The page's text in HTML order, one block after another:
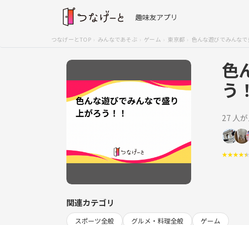
趣味友アプリ
つなげーとTOP みんなであそぶ ゲーム 東京都 色んな遊びでみんなで
色
う
27 人
★★★★★
関連カテゴリ
スポーツ全般 グルメ・料理全般 ゲーム